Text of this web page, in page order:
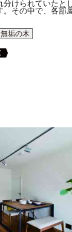
分けられていたと
。その中で、各部
無垢の木